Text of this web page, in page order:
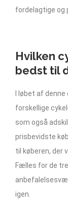
fordelagtige og
Hvilken
bedst til
I løbet af
forskellige
som også
prisbevidste
til køberen, der
Fælles for de
igen.